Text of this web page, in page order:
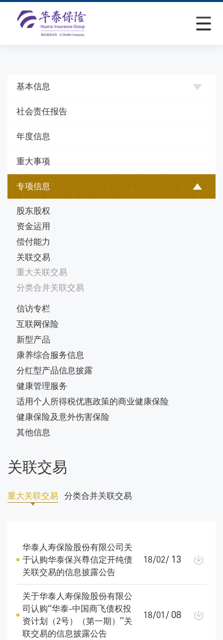
基本信息
社会责任报告
年度信息
重大事项
专项信息
股东股权
资金运用
偿付能力
关联交易
重大关联交易
分类合并关联交易
信访专栏
互联网保险
新型产品
康养综合服务信息
分红型产品信息披露
健康管理服务
适用个人所得税优惠政策的商业健康保险
健康保险及意外伤害保险
其他信息
关联交易
重大关联交易 分类合并关联交易
华泰人寿保险股份有限公司关
于认购华泰保兴尊信定开纯债
关联交易的信息披露公告
18/02/ 13
关于华泰人寿保险股份有限公
司认购“华泰-中国商飞债权投
资计划（2号）（第一期）”关
联交易的信息披露公告
18/01/08